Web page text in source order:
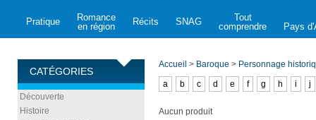
Pratique
Romance
en région
Récits SNAG
Tout
comprendre
Pays
CATÉGORIES
Découverte
Histoire
Accueil > Baroque > Personnage
a
b c d e f g h i j
Aucun produit